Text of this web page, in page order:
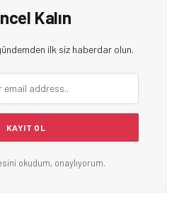
Kalın
ilk siz haberdar olun.
okudum, onaylıyorum.